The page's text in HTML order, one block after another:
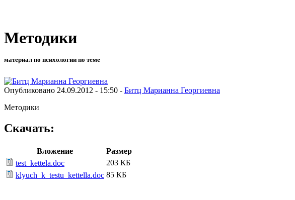
Методики
материал по психологии по теме
Опубликовано 24.09.2012 - 15:50 - Битц Марианна Георгиевна
Методики
Скачать:
Вложение
Размер
test_kettela.doc
203 КБ
klyuch_k_testu_kettella.doc 85 КБ